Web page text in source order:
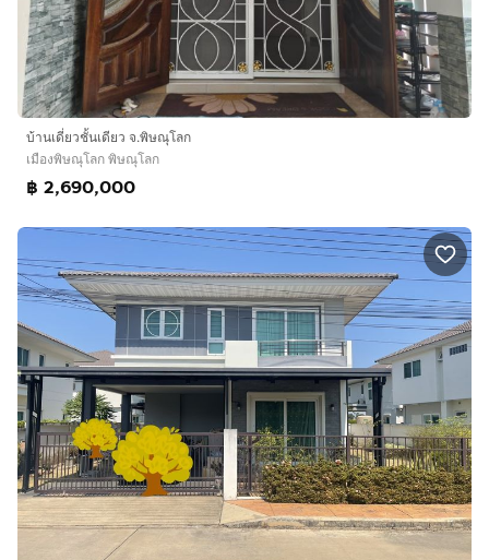
บ้านเดี่ยวชั้นเดียว จ.พิษณุโลก
เมืองพิษณุโลก พิษณุโลก
฿ 2,690,000